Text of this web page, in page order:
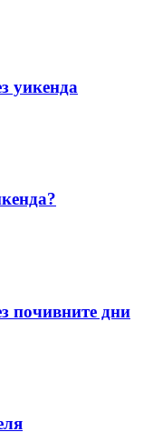
уикенда
почивните дни